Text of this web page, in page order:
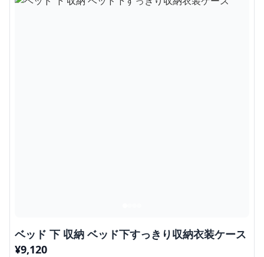
ベッド 下 収納 ベッド下すっきり収納衣装ケース
¥9,120